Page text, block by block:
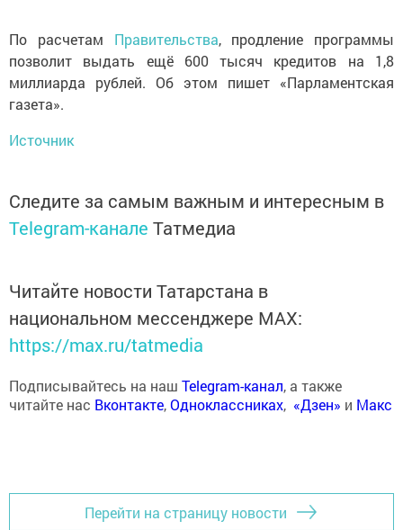
По расчетам Правительства, продление программы
позволит выдать ещё 600 тысяч кредитов на 1,8
миллиарда рублей. Об этом пишет «Парламентская
газета».
Источник
Следите за самым важным и интересным в
Telegram-канале Татмедиа
Читайте новости Татарстана в
национальном мессенджере MАХ:
https://max.ru/tatmedia
Подписывайтесь на наш Telegram-канал, а также
читайте нас Вконтакте,Одноклассниках, «Дзен» и Макс
Перейти на страницу новости